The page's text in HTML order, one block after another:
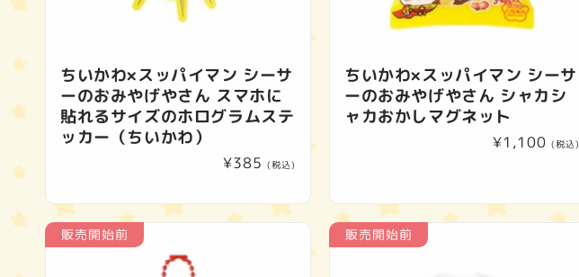
ちいかわ×スッパイマン シーサ
ーのおみやげやさん スマホに
貼れるサイズのホログラムステ
ッカー（ちいかわ）
通
価
格
¥385 (税込)
ちいかわ×スッパイマン シーサ
ーのおみやげやさん シャカシ
ャカおかしマグネット
通
格
¥1,100 (税込)
販売開始前 販売開始前